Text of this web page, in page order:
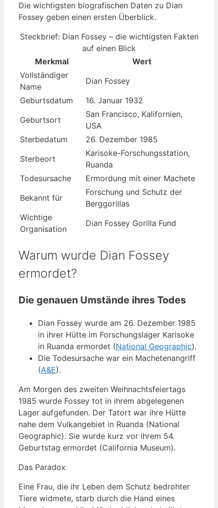
Die wichtigsten biografischen Daten zu Dian
Fossey geben einen ersten Überblick.
Steckbrief: Dian Fossey – die wichtigsten Fakten
auf einen Blick
Merkmal
Wert
Vollständiger
Name
Dian Fossey
Geburtsdatum
16. Januar 1932
Geburtsort
San Francisco, Kalifornien,
USA
Sterbedatum
26. Dezember 1985
Sterbeort
Karisoke-Forschungsstation,
Ruanda
Todesursache
Ermordung mit einer Machete
Bekannt für
Forschung und Schutz der
Berggorillas
Wichtige
Organisation
Dian Fossey Gorilla Fund
Warum wurde Dian Fossey
ermordet?
Die genauen Umstände ihres Todes
Dian Fossey wurde am 26. Dezember 1985
in ihrer Hütte im Forschungs­lager Karisoke
in Ruanda ermordet (National Geographic).
Die Todesursache war ein Machetenangriff
(A&E).
Am Morgen des zweiten Weihnachtsfeiertags
1985 wurde Fossey tot in ihrem abgelegenen
Lager aufgefunden. Der Tatort war ihre Hütte
nahe dem Vulkangebiet in Ruanda (National
Geographic). Sie wurde kurz vor ihrem 54.
Geburtstag ermordet (California Museum).
Das Paradox
Eine Frau, die ihr Leben dem Schutz bedrohter
Tiere widmete, starb durch die Hand eines